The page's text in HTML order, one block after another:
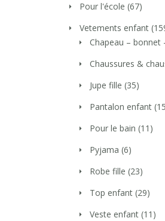
Pour l'école (67)
Vetements enfant
Chapeau – bonnet
Chaussures &
Jupe fille (35)
Pantalon enfant
Pour le bain (11)
Pyjama (6)
Robe fille (23)
Top enfant (29)
Veste enfant (11)